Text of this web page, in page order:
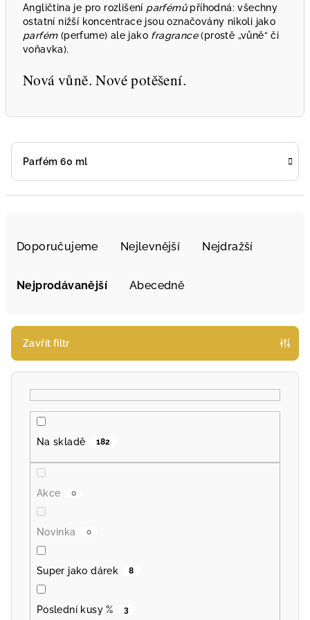
Angličtina je pro rozlišení parfémůpříhodná: všechny
ostatní nižší koncentrace jsou označovány nikoli jako
parfém(perfume) ale jako fragrance(prostě „vůně“ či
voňavka).
Nová vůně. Nové potěšení.
Parfém 60 ml
r
o
Doporučujeme Nejlevnější Nejdražší
Nejprodávanější Abecedně
Zavřít filtr
Na skladě 182
Akce 0
Novinka 0
Super jako dárek 8
Poslední kusy % 3